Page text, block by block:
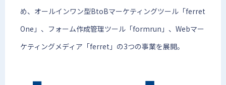
め、オールインワン型BtoBマーケティングツール「ferret
One」、フォーム作成管理ツール「formrun」、Webマー
ケティングメディア「ferret」の3つの事業を展開。